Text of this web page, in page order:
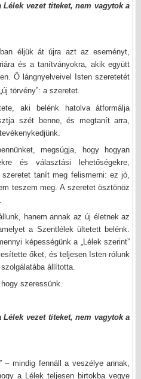
vezet titeket, nem vagytok a
éljük át újra azt az eseményt,
és a tanítványokra, akik együtt
Ő lángnyelveivel Isten szeretetét
törvény”: a szeretet.
aki belénk hatolva átformálja
szét benne, és megtanít arra,
megsúgja, hogy hogyan
és választási lehetőségekre,
tanít meg felismerni: ez jó,
teszem meg. A szeretet ösztönöz
hanem annak az új életnek az
a Szentlélek ültetett belénk.
képességünk a „Lélek szerint”
őket, és teljesen Isten rólunk
állította.
szeressünk.
vezet titeket, nem vagytok a
– mindig fennáll a veszélye annak,
a Lélek teljesen birtokba vegye